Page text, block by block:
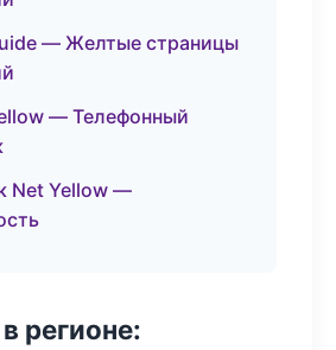
— Желтые страницы
— Телефонный
Net Yellow —
регионе: